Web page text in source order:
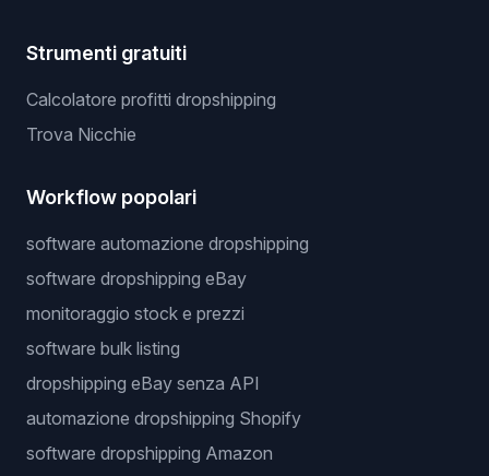
Strumenti gratuiti
Calcolatore profitti dropshipping
Trova Nicchie
Workflow popolari
software automazione dropshipping
software dropshipping eBay
monitoraggio stock e prezzi
software bulk listing
dropshipping eBay senza API
automazione dropshipping Shopify
software dropshipping Amazon